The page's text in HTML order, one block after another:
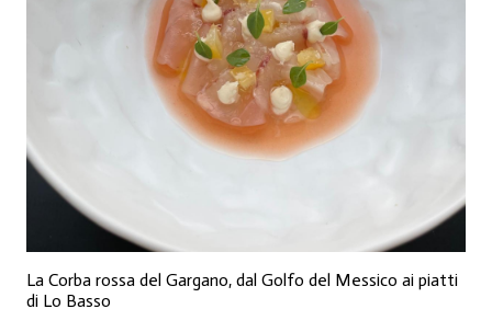
La Corba rossa del Gargano, dal Golfo del Messico ai piatti
di Lo Basso